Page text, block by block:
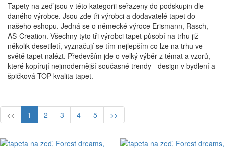
Tapety na zeď jsou v této kategorii seřazeny do podskupin dle
daného výrobce. Jsou zde tři výrobci a dodavatelé tapet do
našeho eshopu. Jedná se o německé výroce Erismann, Rasch,
AS-Creation. Všechny tyto tři výrobci tapet působí na trhu již
několik desetiletí, vyznačují se tím nejlepším co lze na trhu ve
světě tapet nalézt. Především jde o velký výběr z témat a vzorů,
které kopírují nejmodernější současné trendy - design v bydlení a
špičková TOP kvalita tapet.
<< 1 2 3 4 5 >>